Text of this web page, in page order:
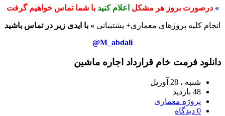
» درصورت بروز هر مشکل اعلام کنید با شما تماس خواهیم گرفت
انجام کلیه پروژهای معماری+ پشتیبانی » با ایدی زیر در تماس باشید
M_abdali@
دانلود فرمت خام قرارداد اجاره ماشین
شنبه ، 28 آوریل
48 بازدید
پروژه معماری
0 دیدگاه